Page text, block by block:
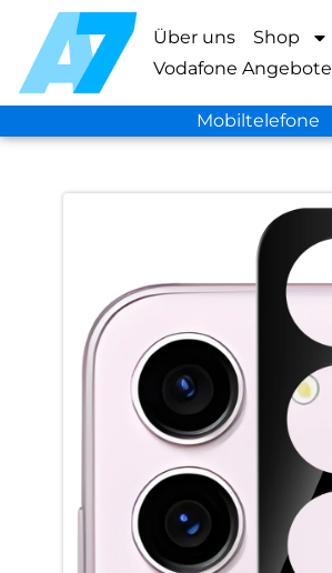
Über uns Shop
Vodafone Angebote
Mobiltelefone